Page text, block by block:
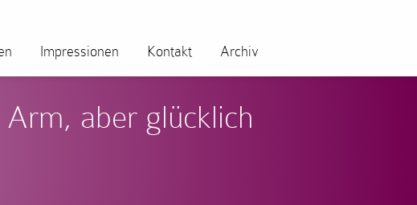
Impressionen Kontakt Archiv
aber glücklich